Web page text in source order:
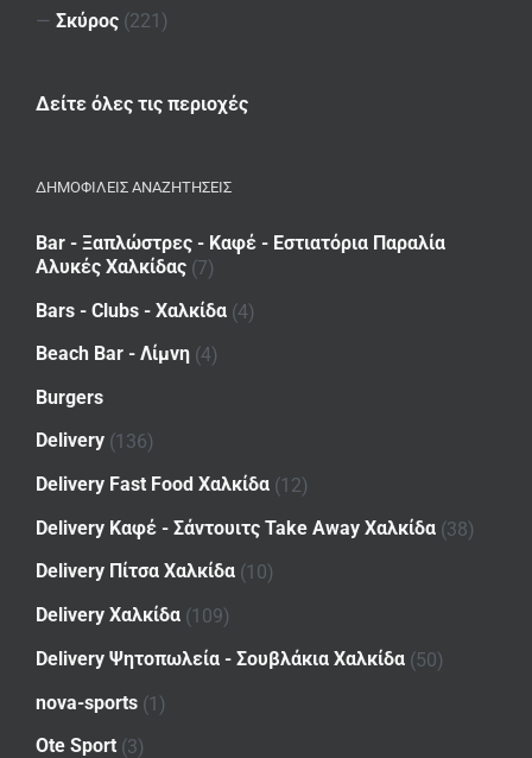
— Σκύρος (221)
Δείτε όλες τις περιοχές
ΔΗΜΟΦΙΛΕΙΣ ΑΝΑΖΗΤΗΣΕΙΣ
Bar - Ξαπλώστρες - Καφέ - Εστιατόρια Παραλία
Αλυκές Χαλκίδας (7)
Bars - Clubs - Χαλκίδα (4)
Beach Bar - Λίμνη (4)
Burgers
Delivery (136)
Delivery Fast Food Χαλκίδα (12)
Delivery Καφέ - Σάντουιτς Take Away Χαλκίδα (38)
Delivery Πίτσα Χαλκίδα (10)
Delivery Χαλκίδα (109)
Delivery Ψητοπωλεία - Σουβλάκια Χαλκίδα (50)
nova-sports (1)
Ote Sport (3)